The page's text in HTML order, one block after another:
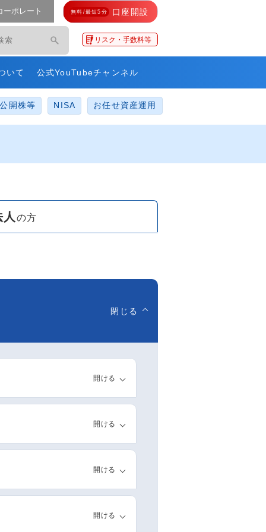
・ネットレ」
ーポレート 無料/最短5分 口座開設
リスク・手数料等
いて 公式YouTubeチャンネル
開株等 NISA お任せ資産運用
人の方